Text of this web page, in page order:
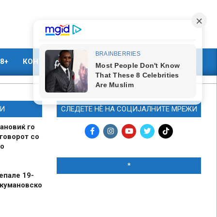
КОНТАКТ МАРКЕТИНГ
го
со
19-
СЛЕДЕТЕ НЀ НА СОЦИЈАЛНИТЕ МРЕЖИ
*